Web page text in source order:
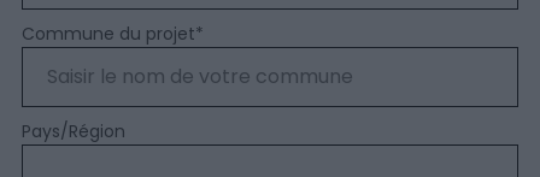
Commune du projet*
Pays/Région